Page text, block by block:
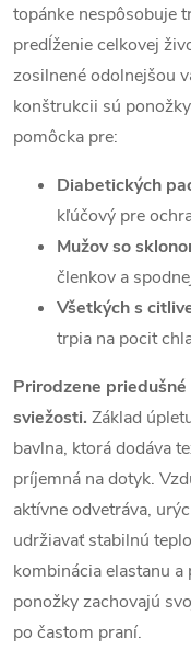
topánke nespôsobuje
predĺženie celkovej
zosilnené odolnejšou
konštrukcii sú
pomôcka pre:
Diabetických
kľúčový pre
Mužov so
členkov a
Všetkých s
trpia na pocit
Prirodzene
sviežosti. Základ
bavlna, ktorá dodáva
príjemná na dotyk.
aktívne odvetráva,
udržiavať stabilnú
kombinácia elastanu
ponožky zachovajú
po častom praní.